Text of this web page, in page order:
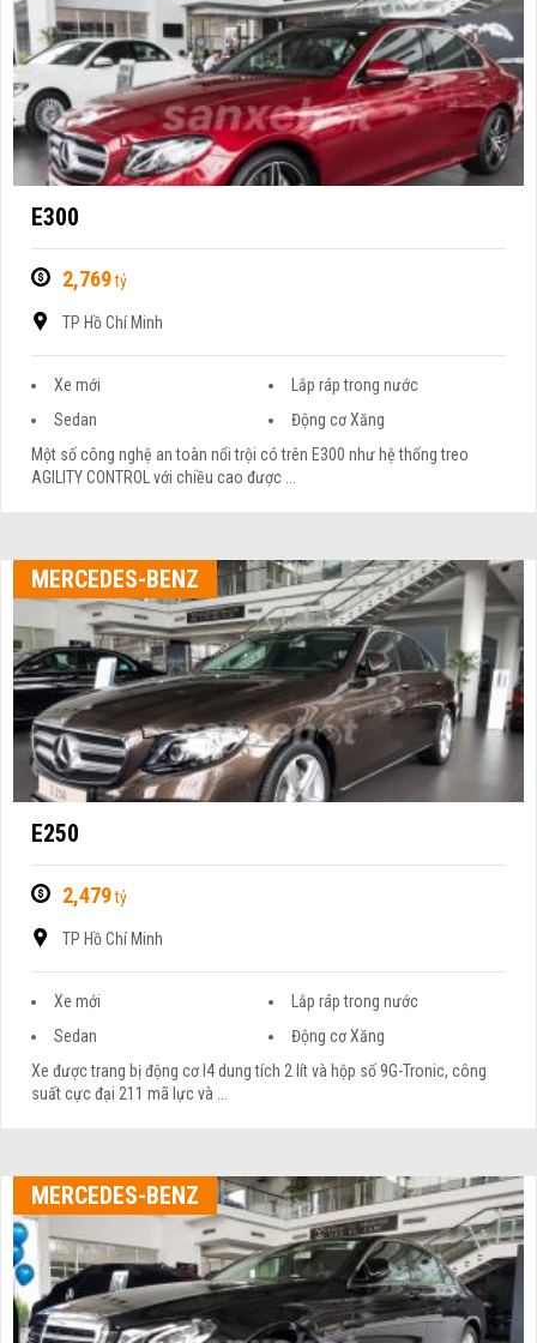
E300
2,769tỷ
TP Hồ Chí Minh
Xe mới
Lắp ráp trong nước
Sedan
Động cơ Xăng
Một số công nghệ an toàn nổi trội có trên E300 như hệ thống treo
AGILITY CONTROL với chiều cao được ...
MERCEDES-BENZ
E250
2,479tỷ
TP Hồ Chí Minh
Xe mới
Lắp ráp trong nước
Sedan
Động cơ Xăng
Xe được trang bị động cơ I4 dung tích 2 lít và hộp số 9G-Tronic, công
suất cực đại 211 mã lực và ...
MERCEDES-BENZ